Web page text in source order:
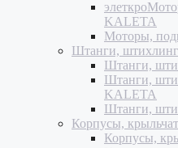
KALETA
Моторы,
Штанги,
Штанги,
Штанги,
KALETA
Штанги,
Корпусы,
Корпусы,